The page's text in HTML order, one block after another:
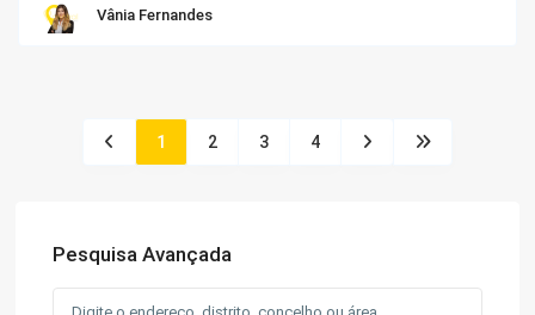
Vânia Fernandes
1 2 3 4
Pesquisa Avançada